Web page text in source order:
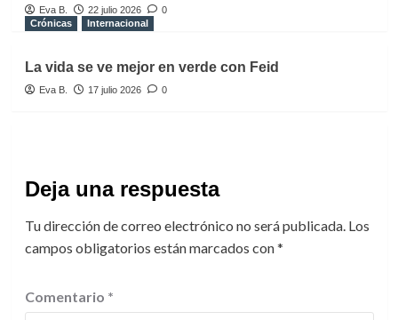
Eva B. 22 julio 2026
0
Crónicas
Internacional
La vida se ve mejor en verde con Feid
Eva B. 17 julio 2026 0
Deja una respuesta
Tu dirección de correo electrónico no será publicada. Los
campos obligatorios están marcados con*
Comentario *